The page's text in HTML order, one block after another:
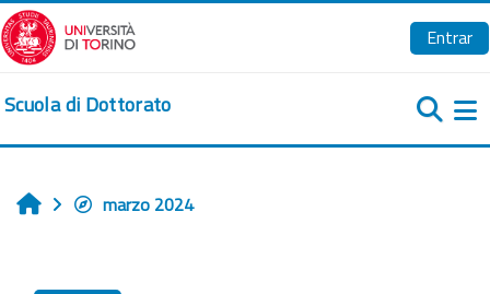
Salta al contenido principal
Entrar
Scuola di Dottorato
Iniciomarzo 2024